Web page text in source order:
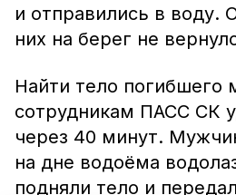
и отправились в воду.
них на берег не
Найти тело погибшего
сотрудникам ПАСС СК
через 40 минут.
на дне водоёма
подняли тело и